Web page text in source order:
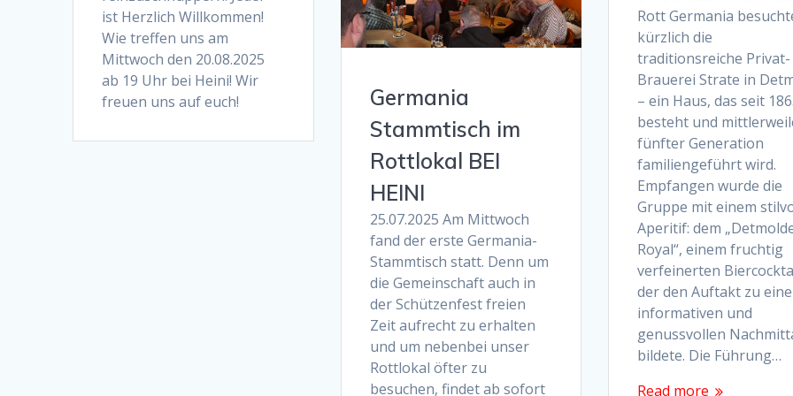
Rott Germania
kürzlich die
traditionsreiche Privat-
Brauerei Strate in
– ein Haus, das seit
besteht und
fünfter Generation
familiengeführt wird.
Empfangen wurde die
Gruppe mit einem
Aperitif: dem
Royal“, einem fruchtig
verfeinerten
der den Auftakt zu
informativen und
genussvollen
bildete. Die Führung…
Read more
ist Herzlich Willkommen!
Wie treffen uns am
Mittwoch den 20.08.2025
ab 19 Uhr bei Heini! Wir
freuen uns auf euch!
Germania
Stammtisch im
Rottlokal BEI
HEINI
25.07.2025 Am Mittwoch
fand der erste Germania-
Stammtisch statt. Denn um
die Gemeinschaft auch in
der Schützenfest freien
Zeit aufrecht zu erhalten
und um nebenbei unser
Rottlokal öfter zu
besuchen, findet ab sofort